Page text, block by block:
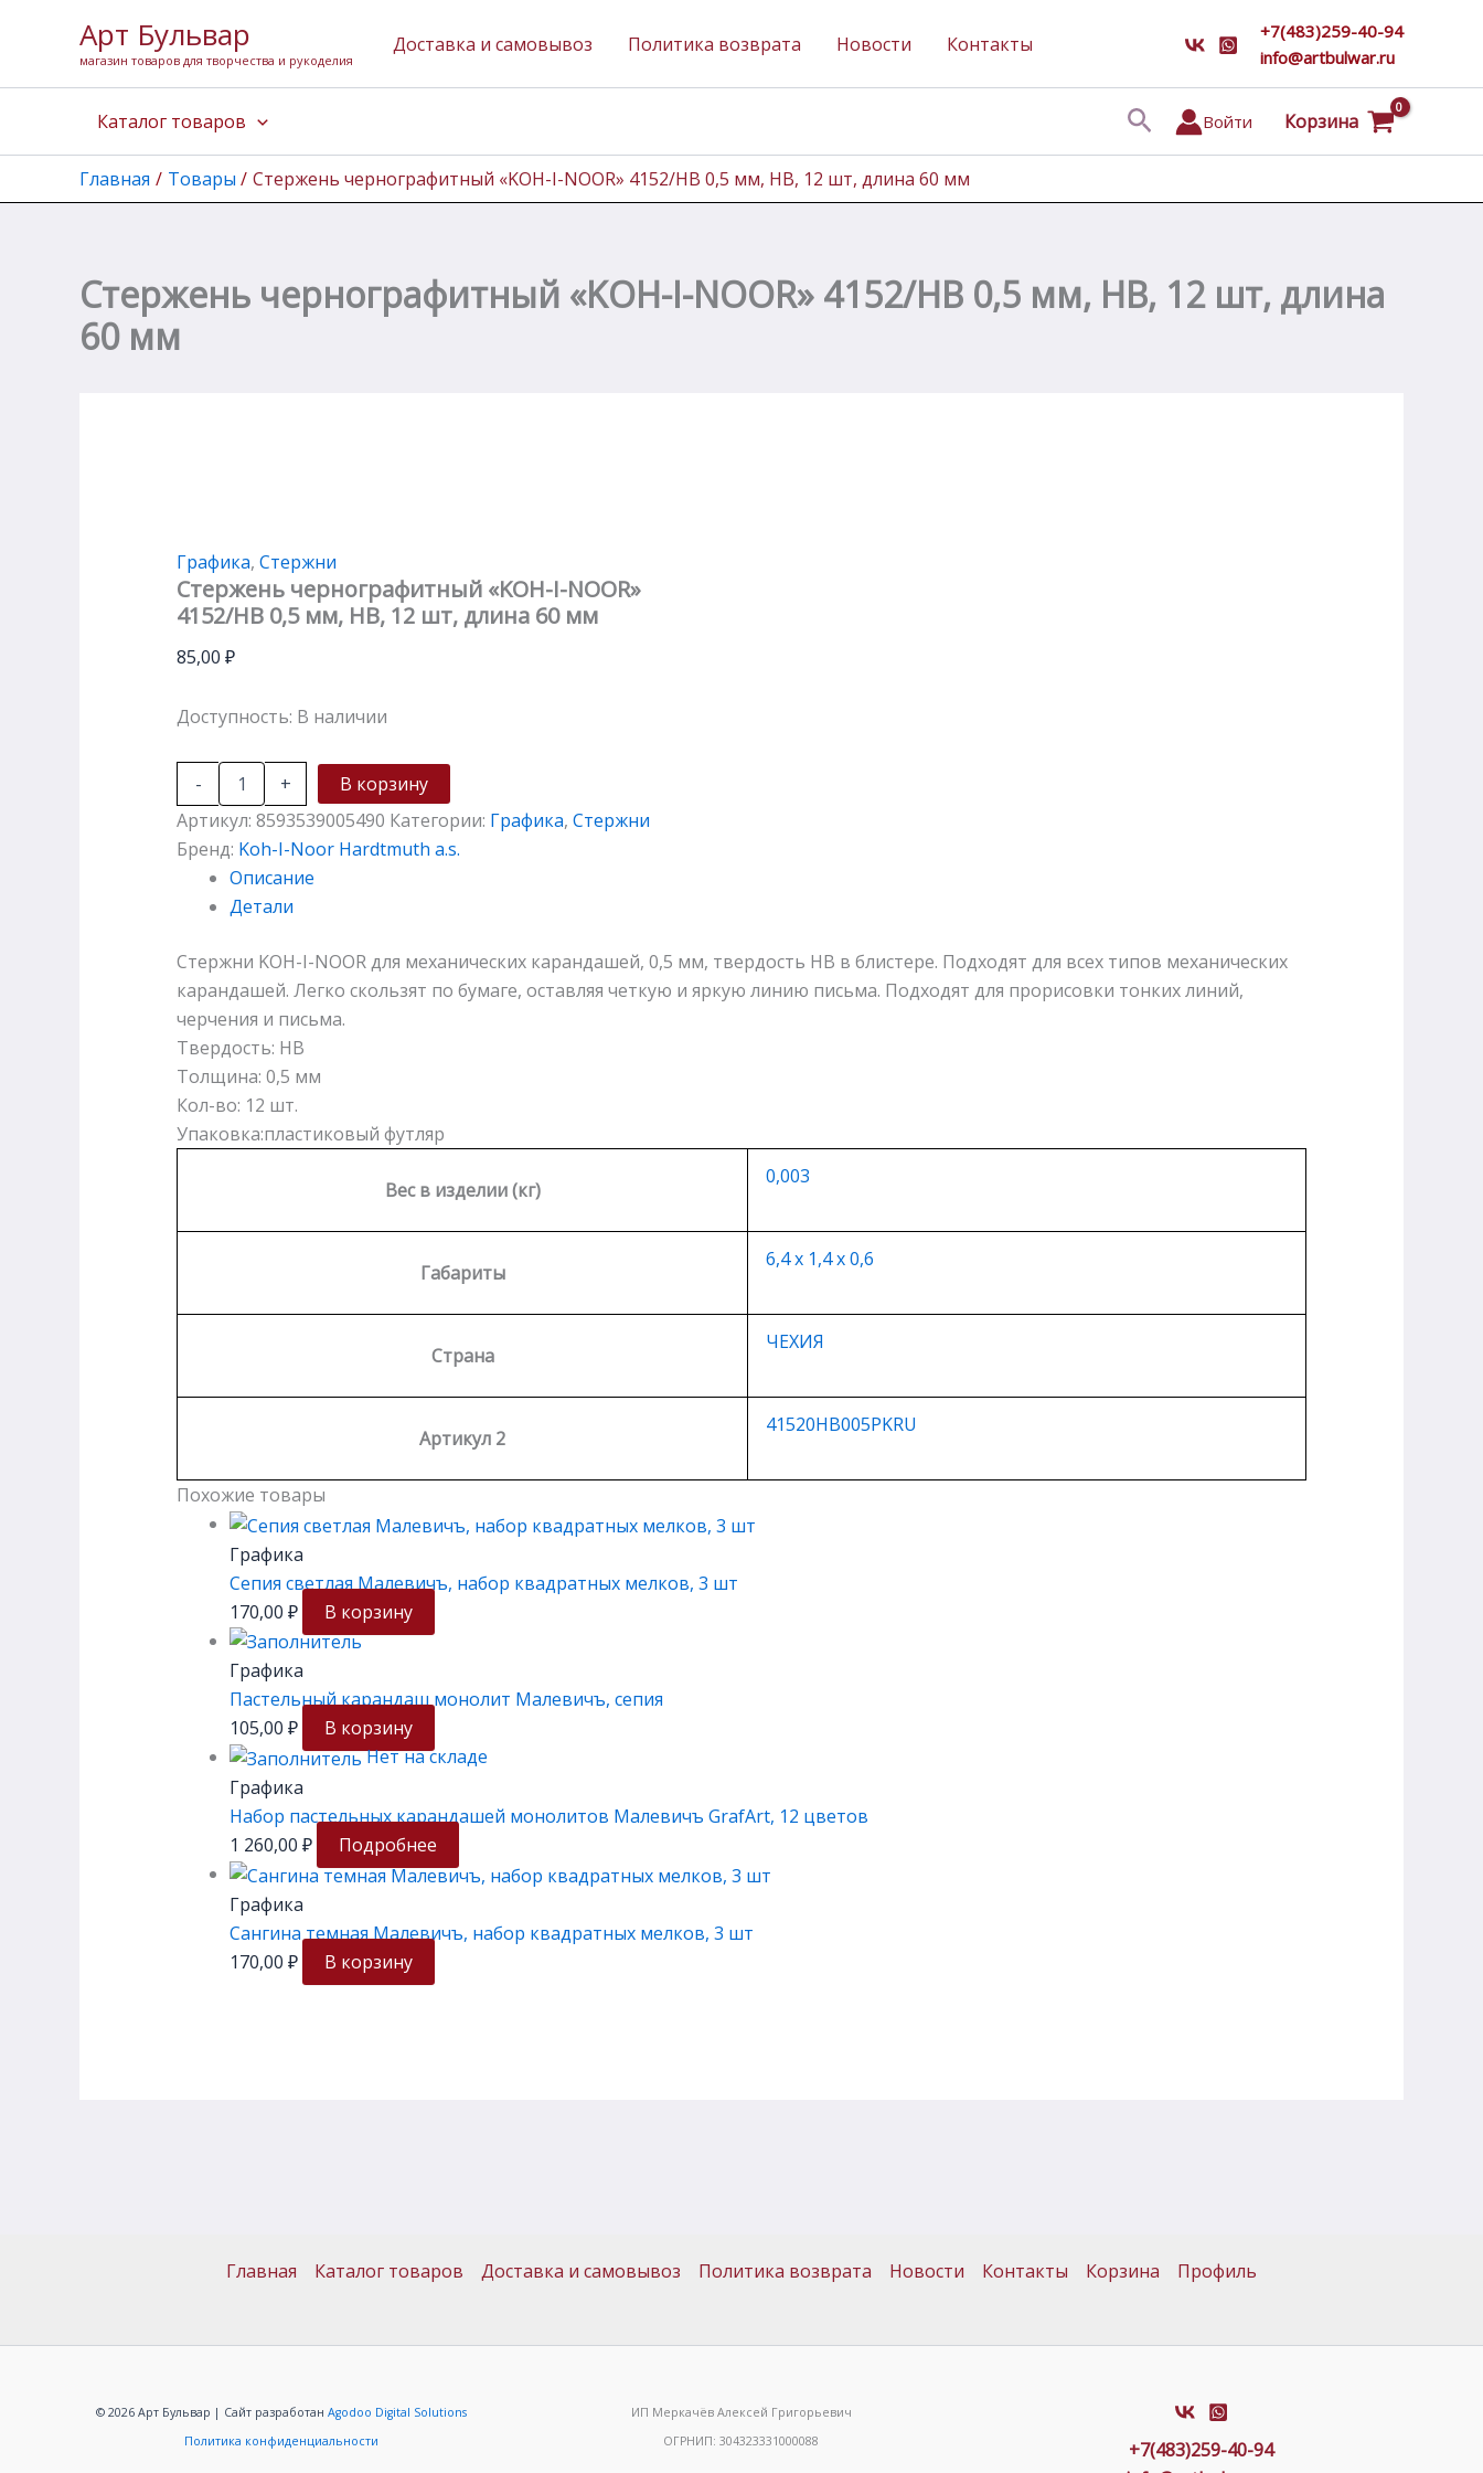
содержимому
Арт Бульвар
магазин товаров для творчества и рукоделия
Доставка и самовывоз Политика возврата Новости Контакты
+7(483)259-40-94
info@artbulwar.ru
Каталог товаров ПоискВойти Корзина
Главная Товары Стержень чернографитный «KOH-I-NOOR» 4152/HB 0,5 мм, HВ, 12 шт, длина 60 мм
Стержень чернографитный «KOH-I-NOOR» 4152/HB 0,5 мм, HВ, 12 шт, длина
60 мм
Графика, Стержни
Стержень чернографитный «KOH-I-NOOR»
4152/HB 0,5 мм, HВ, 12 шт, длина 60 мм
85,00 ₽
Доступность: В наличии
-
товара
Стержень
чернографитный
I-
0,5
мм,
длина
+
В корзину
Артикул: 8593539005490 Категории: Графика, Стержни
Бренд: Koh-I-Noor Hardtmuth a.s.
Описание
Детали
Стержни KOH-I-NOOR для механических карандашей, 0,5 мм, твердость HB в блистере. Подходят для всех типов механических
карандашей. Легко скользят по бумаге, оставляя четкую и яркую линию письма. Подходят для прорисовки тонких линий,
черчения и письма.
Твердость: HB
Толщина: 0,5 мм
Кол-во: 12 шт.
Упаковка:пластиковый футляр
Вес в изделии (кг)
0,003
Габариты
6,4 х 1,4 х 0,6
Страна
ЧЕХИЯ
Артикул 2
41520HB005PKRU
Похожие товары
Графика
Сепия светлая Малевичъ, набор квадратных мелков, 3 шт
170,00 ₽ В корзину
Графика
Пастельный карандаш монолит Малевичъ, сепия
105,00 ₽
В корзину
Нет на складе
Графика
Набор пастельных карандашей монолитов Малевичъ GrafArt, 12 цветов
1 260,00 ₽ Подробнее
Графика
Сангина темная Малевичъ, набор квадратных мелков, 3 шт
170,00 ₽ В корзину
Главная Каталог товаров Доставка и самовывоз Политика возврата Новости Контакты Корзина Профиль
© 2026 Арт Бульвар | Сайт разработанAgodoo Digital Solutions
Политика конфиденциальности
ИП Меркачёв Алексей Григорьевич
ОГРНИП: 304323331000088
+7(483)259-40-94